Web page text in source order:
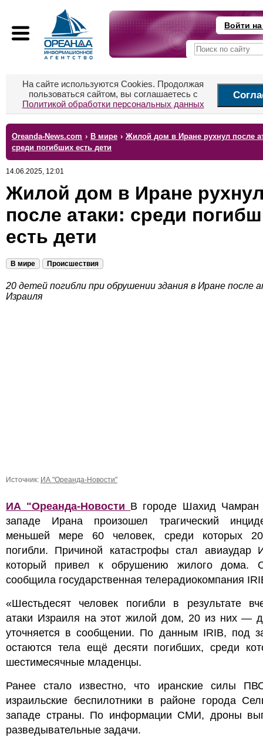
Войти
На сайте используются Cookies. Продолжая
пользоваться сайтом, вы соглашаетесь с
Политикой обработки персональных данных
Oreanda-News.com › В мире › Жилой дом в Иране рухнул после
среди погибших есть дети
14.06.2025, 12:01
Жилой дом в Иране
после атаки: среди
есть дети
В мире Происшествия
20 детей погибли при обрушении здания в Иране после
Израиля
Источник: ИА "Ореанда-Новости"
ИА "Ореанда-Новости В городе Шахид Чамран
западе Ирана произошел трагический
меньшей мере 60 человек, среди которых
погибли. Причиной катастрофы стал авиаудар
который привел к обрушению жилого дома.
сообщила государственная телерадиокомпания
«Шестьдесят человек погибли в результате
атаки Израиля на этот жилой дом, 20 из них —
уточняется в сообщении. По данным IRIB, под
остаются тела ещё десяти погибших, среди
шестимесячные младенцы.
Ранее стало известно, что иранские силы
израильские беспилотники в районе города
западе страны. По информации СМИ, дроны
разведывательные задачи.